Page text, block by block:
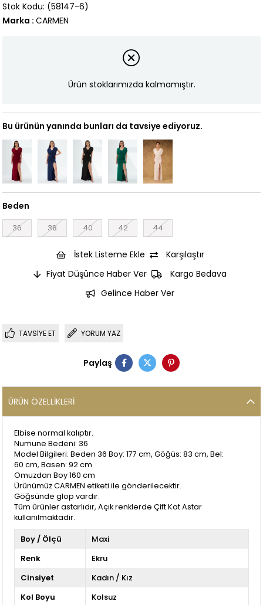
(58147-6)
Marka : CARMEN
Ürün stoklarımızda kalmamıştır.
Bu ürünün yanında bunları da tavsiye ediyoruz.
Beden
36 38 40 42 44
İstek Listeme Ekle
Karşılaştır
Fiyat Düşünce Haber Ver
Kargo Bedava
Gelince Haber Ver
TAVSIYE ET YORUM YAZ
Paylaş
ÜRÜN ÖZELLIKLERI
Elbise normal kalıptır.
Numune Bedeni: 36
Model Bilgileri: Beden 36 Boy: 177 cm, Göğüs: 83 cm, Bel:
60 cm, Basen: 92 cm
Omuzdan Boy 160 cm
Ürünümüz CARMEN etiketi ile gönderilecektir.
Göğsünde glop vardır.
Tüm ürünler astarlıdır, Açık renklerde Çift Kat Astar
kullanılmaktadır.
Boy / Ölçü
Maxi
Renk
Ekru
Cinsiyet
Kadın / Kız
Kol Boyu
Kolsuz